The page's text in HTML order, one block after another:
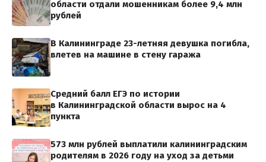
области отдали мошенникам более 9,4 млн
рублей
В Калининграде 23-летняя девушка погибла,
влетев на машине в стену гаража
Средний балл ЕГЭ по истории
в Калининградской области вырос на 4
пункта
573 млн рублей выплатили калининградским
родителям в 2026 году на уход за детьми